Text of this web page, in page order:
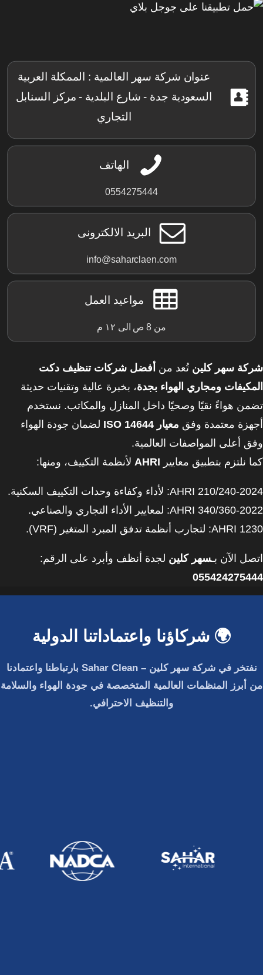
على على
جوجل
بلاي
عنوان شركة سهر العالمية : الممكلة العربية
السعودية جدة - شارع البلدية - مركز السنابل
التجاري
الهاتف
0554275444
البريد الالكترونى
info@saharclaen.com
مواعيد العمل
من 8 ص الى ١٢ م
شركة سهر كلين تُعد من أفضل شركات تنظيف دكت
المكيفات ومجاري الهواء بجدة، بخبرة عالية وتقنيات حديثة
تضمن هواءً نقيًا وصحيًا داخل المنازل والمكاتب. نستخدم
أجهزة معتمدة وفق معيار ISO 14644
لضمان جودة الهواء
وفق أعلى المواصفات العالمية.
كما نلتزم بتطبيق معايير AHRI لأنظمة التكييف، ومنها:
AHRI 210/240-2024: لأداء وكفاءة وحدات التكييف السكنية.
AHRI 340/360-2022: لمعايير الأداء التجاري والصناعي.
AHRI 1230: لتجارب أنظمة تدفق المبرد المتغير (VRF).
اتصل الآن بـسهر كلين لجدة أنظف وأبرد على الرقم:
055424275444
🌍 شركاؤنا واعتماداتنا الدولية
نفتخر فيشركة سهر كلين – Sahar Clean
بارتباطنا واعتمادنا
من أبرز المنظمات العالمية المتخصصة في جودة الهواء والسلامة
والتنظيف الاحترافي.